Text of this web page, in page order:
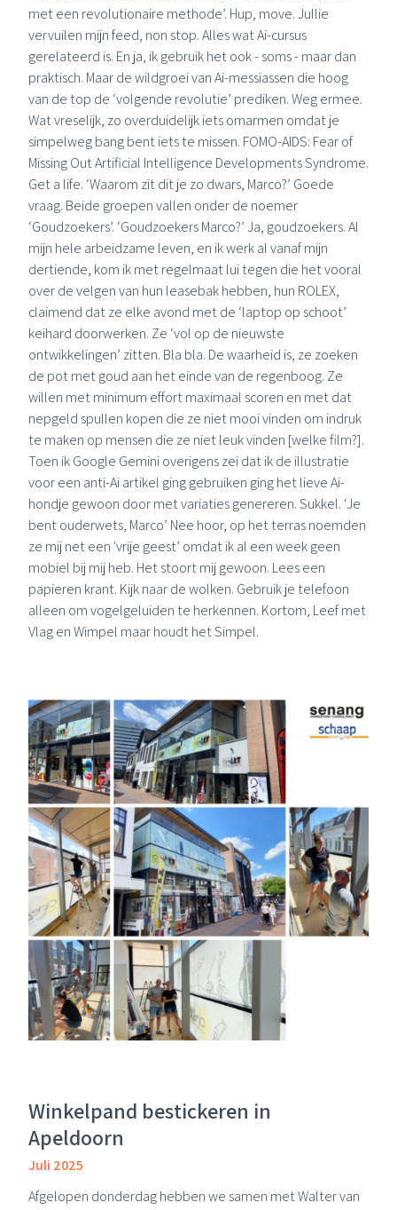
met een revolutionaire methode’. Hup, move. Jullie
vervuilen mijn feed, non stop. Alles wat Ai-cursus
gerelateerd is. En ja, ik gebruik het ook - soms - maar dan
praktisch. Maar de wildgroei van Ai-messiassen die hoog
van de top de ‘volgende revolutie’ prediken. Weg ermee.
Wat vreselijk, zo overduidelijk iets omarmen omdat je
simpelweg bang bent iets te missen. FOMO-AIDS: Fear of
Missing Out Artificial Intelligence Developments Syndrome.
Get a life. ‘Waarom zit dit je zo dwars, Marco?’ Goede
vraag. Beide groepen vallen onder de noemer
‘Goudzoekers’. ‘Goudzoekers Marco?’ Ja, goudzoekers. Al
mijn hele arbeidzame leven, en ik werk al vanaf mijn
dertiende, kom ik met regelmaat lui tegen die het vooral
over de velgen van hun leasebak hebben, hun ROLEX,
claimend dat ze elke avond met de ‘laptop op schoot’
keihard doorwerken. Ze ‘vol op de nieuwste
ontwikkelingen’ zitten. Bla bla. De waarheid is, ze zoeken
de pot met goud aan het einde van de regenboog. Ze
willen met minimum effort maximaal scoren en met dat
nepgeld spullen kopen die ze niet mooi vinden om indruk
te maken op mensen die ze niet leuk vinden [welke film?].
Toen ikGoogle Geminioverigens zei dat ik de illustratie
voor een anti-Ai artikel ging gebruiken ging het lieve Ai-
hondje gewoon door met variaties genereren. Sukkel. ‘Je
bent ouderwets, Marco’ Nee hoor, op het terras noemden
ze mij net een 'vrije geest’ omdat ik al een week geen
mobiel bij mij heb. Het stoort mij gewoon. Lees een
papieren krant. Kijk naar de wolken. Gebruik je telefoon
alleen om vogelgeluiden te herkennen. Kortom, Leef met
Vlag en Wimpel maar houdt het Simpel.
Winkelpand bestickeren in
Apeldoorn
Juli 2025
Afgelopen donderdag hebben we samen metWaltervan